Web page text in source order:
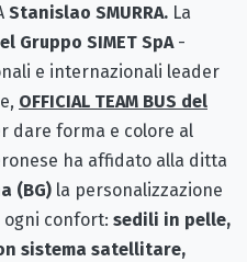
Stanislao SMURRA. La
Gruppo SIMET SpA -
e internazionali leader
OFFICIAL TEAM BUS del
dare forma e colore al
ha affidato alla ditta
(BG) la personalizzazione
ogni confort: sedili in pelle,
sistema satellitare,